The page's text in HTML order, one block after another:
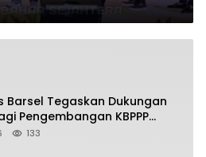
Barsel Tegaskan Dukungan
Pengembangan KBPPP
Tengah
133